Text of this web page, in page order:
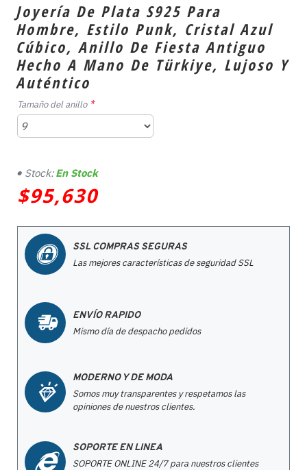
Joyería De Plata S925 Para
Hombre, Estilo Punk, Cristal Azul
Cúbico, Anillo De Fiesta Antiguo
Hecho A Mano De Türkiye, Lujoso Y
Auténtico
$95,630
Stock: En Stock
Tamaño del anillo
SSL COMPRAS SEGURAS
Las mejores características de seguridad SSL
ENVÍO RAPIDO
Mismo día de despacho pedidos
MODERNO Y DE MODA
Somos muy transparentes y respetamos las
opiniones de nuestros clientes.
SOPORTE EN LINEA
SOPORTE ONLINE 24/7 para nuestros clientes